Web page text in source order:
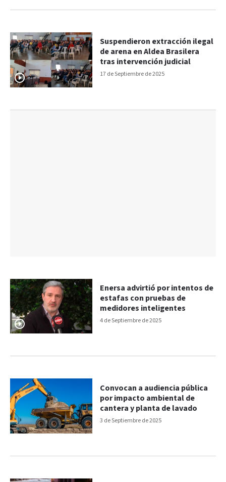
17 de Septiembre de 2025
Suspendieron extracción ilegal
de arena en Aldea Brasilera
tras intervención judicial
4 de Septiembre de 2025
Enersa advirtió por intentos de
estafas con pruebas de
medidores inteligentes
3 de Septiembre de 2025
Convocan a audiencia pública
por impacto ambiental de
cantera y planta de lavado